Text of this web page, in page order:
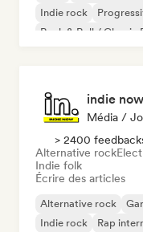
Indie rock
Rock & Roll / Classic
indie now
Média /
> 2400
Alternative rock
Indie folk
Écrire des articles
Alternative rock
Indie rock
Rap